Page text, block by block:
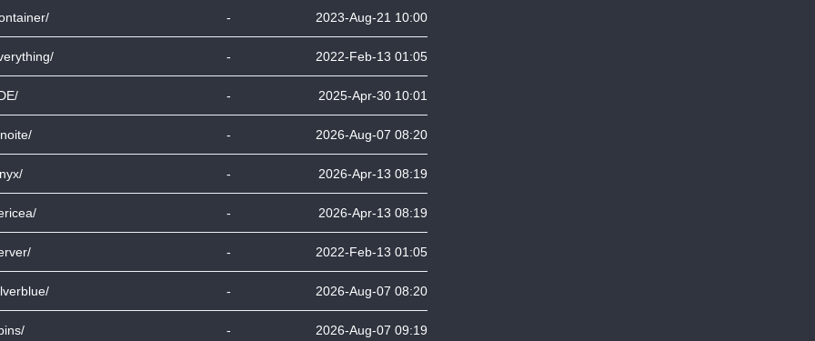
- 2023-Aug-21 10:00
- 2022-Feb-13 01:05
- 2025-Apr-30 10:01
- 2026-Aug-07 08:20
- 2026-Apr-13 08:19
- 2026-Apr-13 08:19
- 2022-Feb-13 01:05
- 2026-Aug-07 08:20
- 2026-Aug-07 09:19